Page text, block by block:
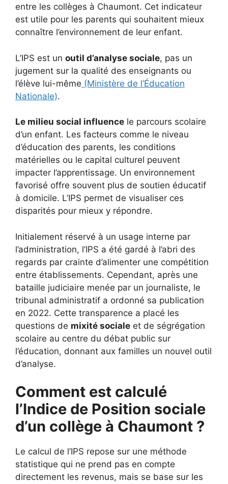
entre les collèges à Chaumont. Cet indicateur
est utile pour les parents qui souhaitent mieux
connaître l’environnement de leur enfant.
L’IPS est un outil d’analyse sociale, pas un
jugement sur la qualité des enseignants ou
l’élève lui-même (Ministère de l’Éducation
Nationale).
Le milieu social influence le parcours scolaire
d’un enfant. Les facteurs comme le niveau
d’éducation des parents, les conditions
matérielles ou le capital culturel peuvent
impacter l’apprentissage. Un environnement
favorisé offre souvent plus de soutien éducatif
à domicile. L’IPS permet de visualiser ces
disparités pour mieux y répondre.
Initialement réservé à un usage interne par
l’administration, l’IPS a été gardé à l’abri des
regards par crainte d’alimenter une compétition
entre établissements. Cependant, après une
bataille judiciaire menée par un journaliste, le
tribunal administratif a ordonné sa publication
en 2022. Cette transparence a placé les
questions de mixité sociale et de ségrégation
scolaire au centre du débat public sur
l’éducation, donnant aux familles un nouvel outil
d’analyse.
Comment est calculé
l’Indice de Position sociale
d’un collège à Chaumont ?
Le calcul de l’IPS repose sur une méthode
statistique qui ne prend pas en compte
directement les revenus, mais se base sur les